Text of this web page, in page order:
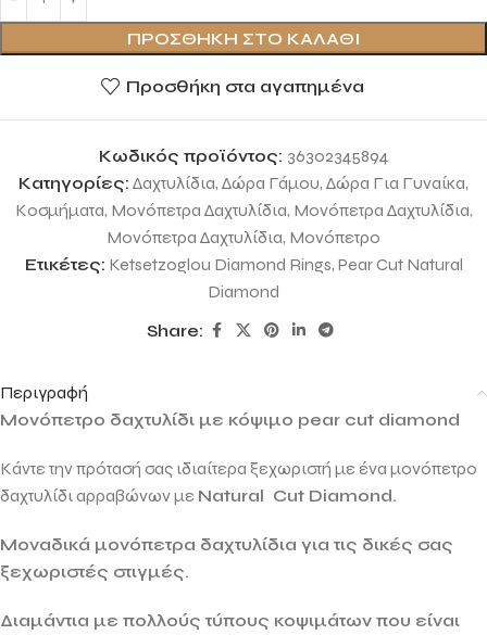
ΠΡΟΣΘΉΚΗ ΣΤΟ ΚΑΛΆΘΙ
Προσθήκη στα αγαπημένα
Κωδικός προϊόντος: 36302345894
Κατηγορίες: Δαχτυλίδια, Δώρα Γάμου, Δώρα Για Γυναίκα,
Κοσμήματα, Μονόπετρα Δαχτυλίδια, Μονόπετρα Δαχτυλίδια,
Μονόπετρα Δαχτυλίδια, Μονόπετρο
Ετικέτες: Ketsetzoglou Diamond Rings, Pear Cut Natural
Diamond
Share:
Περιγραφή
Μονόπετρο δαχτυλίδι με κόψιμο pear cut diamond
Κάντε την πρότασή σας ιδιαίτερα ξεχωριστή με ένα μονόπετρο
δαχτυλίδι αρραβώνων με Natural Cut Diamond.
Μοναδικά μονόπετρα δαχτυλίδια για τις δικές σας
ξεχωριστές στιγμές.
Διαμάντια με πολλούς τύπους κοψιμάτων που είναι